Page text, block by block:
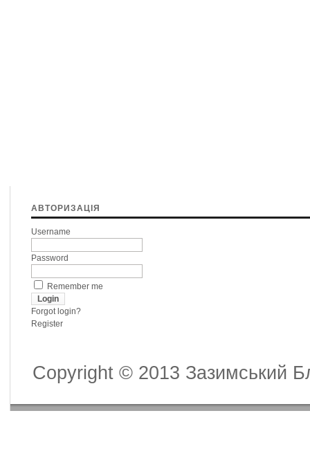
АВТОРИЗАЦІЯ
Username
Password
Remember me
Forgot login?
Register
Copyright © 2013 Зазимський